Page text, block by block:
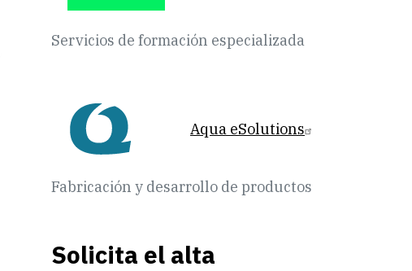
Servicios de formación especializada
Fabricación y desarrollo de productos
Aqua eSolutions
Solicita el alta